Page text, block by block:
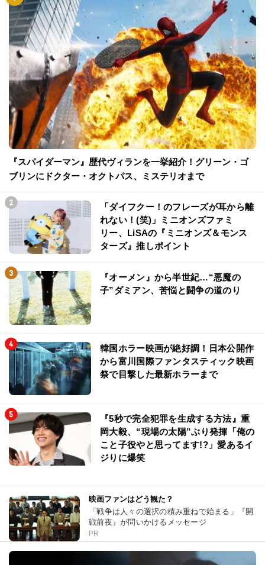
『スパイダーマン』歴代ヴィランを一挙紹介！グリーン・ゴ
ブリンにドクター・オクトパス、ミステリオまで
「ダイフクー！のフレーズが耳から離
れない！(笑)」ミニオンズファミ
リー、LiSAの『ミニオンズ＆モンス
ターズ』推しポイント
『オーメン』から半世紀…“悪魔の
子”ダミアン、苦悩と闘争の道のり
韓国ホラー映画が絶好調！日本公開作
から富川国際ファンタスティック映画
祭で目撃した最新ホラーまで
『5秒で完全犯罪を生成する方法』重
岡大毅、“現場の太陽”ぶり発揮「俺の
こと子役やと思ってます!?」愛あるイ
ジりに爆笑
映画ファンはどう観た？
「戦争は人々の選択の積み重ねで始まる」『開
戦前夜』が問いかけるメッセージ
PR